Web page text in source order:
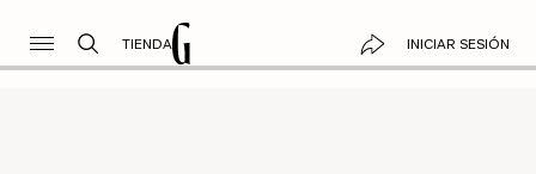
TIENDA INICIAR SESIÓN